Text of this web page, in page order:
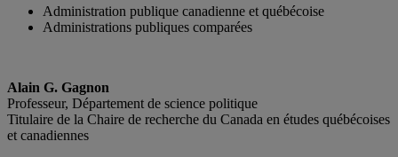
Administration publique canadienne et québécoise
Administrations publiques comparées
Alain G. Gagnon
Professeur, Département de science politique
Titulaire de la Chaire de recherche du Canada en études québécoises
et canadiennes